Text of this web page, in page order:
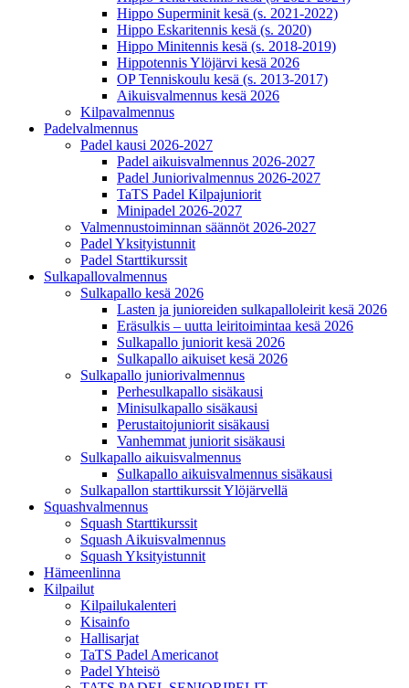
Hippo Superminit kesä (s. 2021-2022)
Hippo Eskaritennis kesä (s. 2020)
Hippo Minitennis kesä (s. 2018-2019)
Hippotennis Ylöjärvi kesä 2026
OP Tenniskoulu kesä (s. 2013-2017)
Aikuisvalmennus kesä 2026
Kilpavalmennus
Padelvalmennus
Padel kausi 2026-2027
Padel aikuisvalmennus 2026-2027
Padel Juniorivalmennus 2026-2027
TaTS Padel Kilpajuniorit
Minipadel 2026-2027
Valmennustoiminnan säännöt 2026-2027
Padel Yksityistunnit
Padel Starttikurssit
Sulkapallovalmennus
Sulkapallo kesä 2026
Lasten ja junioreiden sulkapalloleirit kesä 2026
Eräsulkis – uutta leiritoimintaa kesä 2026
Sulkapallo juniorit kesä 2026
Sulkapallo aikuiset kesä 2026
Sulkapallo juniorivalmennus
Perhesulkapallo sisäkausi
Minisulkapallo sisäkausi
Perustaitojuniorit sisäkausi
Vanhemmat juniorit sisäkausi
Sulkapallo aikuisvalmennus
Sulkapallo aikuisvalmennus sisäkausi
Sulkapallon starttikurssit Ylöjärvellä
Squashvalmennus
Squash Starttikurssit
Squash Aikuisvalmennus
Squash Yksityistunnit
Hämeenlinna
Kilpailut
Kilpailukalenteri
Kisainfo
Hallisarjat
TaTS Padel Americanot
Padel Yhteisö